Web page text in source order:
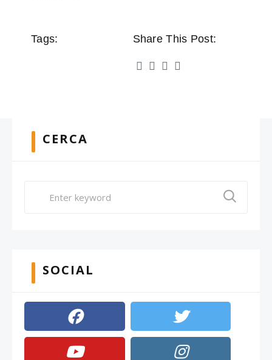
Tags: Share This Post:
CERCA
SOCIAL